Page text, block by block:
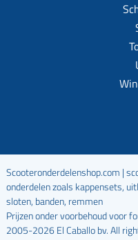
Scooteronderdelenshop.com |
onderdelen zoals kappensets,
sloten, banden, remmen
Prijzen onder voorbehoud voor
2005-2026 El Caballo bv. All